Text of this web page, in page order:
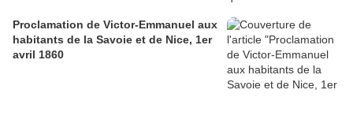
Proclamation de Victor-Emmanuel aux
habitants de la Savoie et de Nice, 1er
avril 1860